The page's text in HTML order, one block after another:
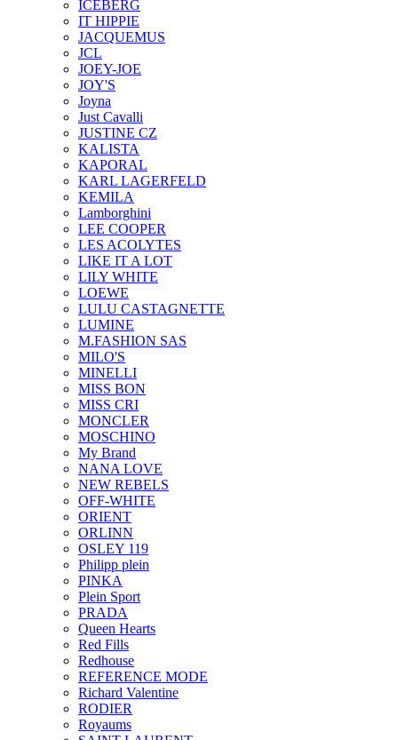
ICEBERG
IT HIPPIE
JACQUEMUS
JCL
JOEY-JOE
JOY'S
Joyna
Just Cavalli
JUSTINE CZ
KALISTA
KAPORAL
KARL LAGERFELD
KEMILA
Lamborghini
LEE COOPER
LES ACOLYTES
LIKE IT A LOT
LILY WHITE
LOEWE
LULU CASTAGNETTE
LUMINE
M.FASHION SAS
MILO'S
MINELLI
MISS BON
MISS CRI
MONCLER
MOSCHINO
My Brand
NANA LOVE
NEW REBELS
OFF-WHITE
ORIENT
ORLINN
OSLEY 119
Philipp plein
PINKA
Plein Sport
PRADA
Queen Hearts
Red Fills
Redhouse
REFERENCE MODE
Richard Valentine
RODIER
Royaums